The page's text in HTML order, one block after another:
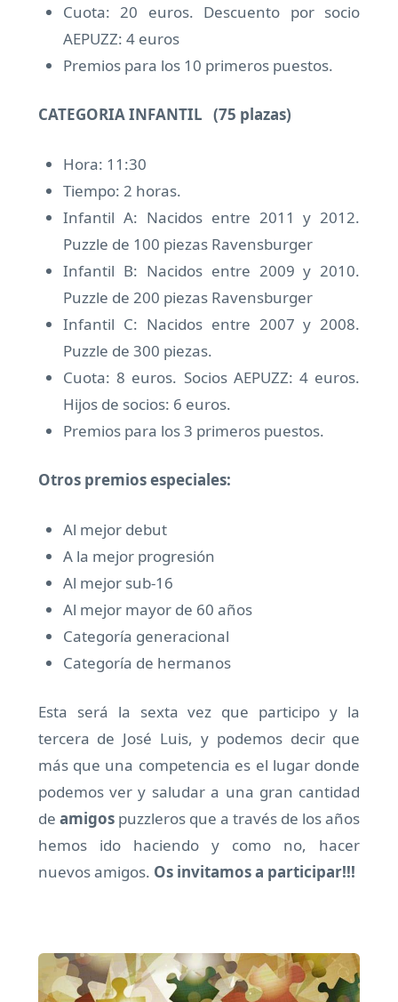
Cuota: 20 euros. Descuento por socio
AEPUZZ: 4 euros
Premios para los 10 primeros puestos.
CATEGORIA INFANTIL (75 plazas)
Hora: 11:30
Tiempo: 2 horas.
Infantil A: Nacidos entre 2011 y 2012.
Puzzle de 100 piezas Ravensburger
Infantil B: Nacidos entre 2009 y 2010.
Puzzle de 200 piezas Ravensburger
Infantil C: Nacidos entre 2007 y 2008.
Puzzle de 300 piezas.
Cuota: 8 euros. Socios AEPUZZ: 4 euros.
Hijos de socios: 6 euros.
Premios para los 3 primeros puestos.
Otros premios especiales:
Al mejor debut
A la mejor progresión
Al mejor sub-16
Al mejor mayor de 60 años
Categoría generacional
Categoría de hermanos
Esta será la sexta vez que participo y la
tercera de José Luis, y podemos decir que
más que una competencia es el lugar donde
podemos ver y saludar a una gran cantidad
de amigospuzzleros que a través de los años
hemos ido haciendo y como no, hacer
nuevos amigos. Os invitamos a participar!!!